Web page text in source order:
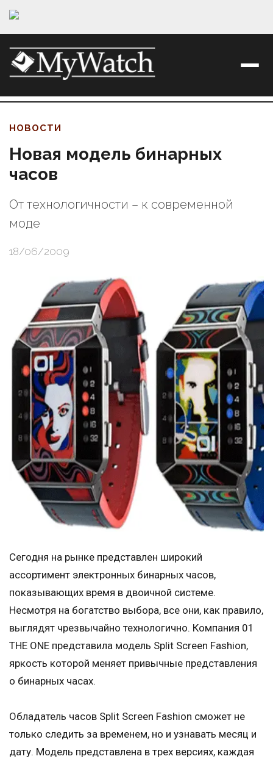
НОВОСТИ
Новая модель бинарных
часов
От технологичности – к современной
моде
18/06/2009
Сегодня на рынке представлен широкий
ассортимент электронных бинарных часов,
показывающих время в двоичной системе.
Несмотря на богатство выбора, все они, как правило,
выглядят чрезвычайно технологично. Компания 01
THE ONE представила модель Split Screen Fashion,
яркость которой меняет привычные представления
о бинарных часах.
Обладатель часов Split Screen Fashion сможет не
только следить за временем, но и узнавать месяц и
дату. Модель представлена в трех версиях, каждая